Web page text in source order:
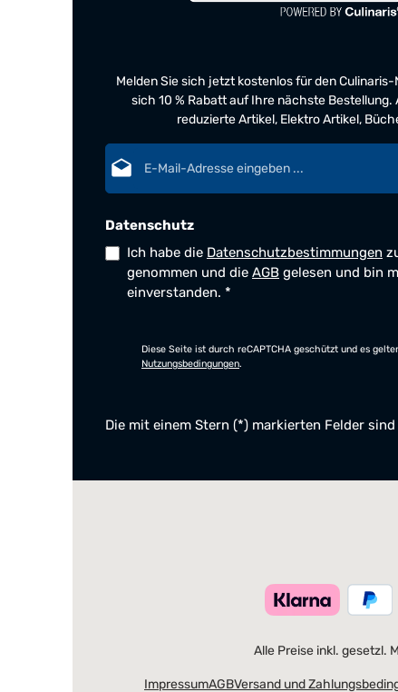
Melden Sie sich jetzt kostenlos für den
sich 10 % Rabatt auf Ihre nächste Bestellung.
reduzierte Artikel, Elektro Artikel,
Datenschutz
Ich habe die Datenschutzbestimmungen
genommen und die AGB gelesen und bin
einverstanden. *
Diese Seite ist durch reCAPTCHA geschützt und es
Nutzungsbedingungen.
Die mit einem Stern (*) markierten Felder
Alle Preise inkl. gesetzl.
ImpressumAGBVersand und